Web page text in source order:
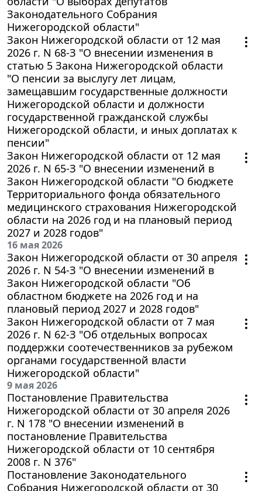
Законодательного Собрания
Нижегородской области"
Закон Нижегородской области от 12 мая
2026 г. N 68-З "О внесении изменения в
статью 5 Закона Нижегородской области
"О пенсии за выслугу лет лицам,
замещавшим государственные должности
Нижегородской области и должности
государственной гражданской службы
Нижегородской области, и иных доплатах к
пенсии"
Закон Нижегородской области от 12 мая
2026 г. N 65-З "О внесении изменений в
Закон Нижегородской области "О бюджете
Территориального фонда обязательного
медицинского страхования Нижегородской
области на 2026 год и на плановый период
2027 и 2028 годов"
16 мая 2026
Закон Нижегородской области от 30 апреля
2026 г. N 54-З "О внесении изменений в
Закон Нижегородской области "Об
областном бюджете на 2026 год и на
плановый период 2027 и 2028 годов"
Закон Нижегородской области от 7 мая
2026 г. N 62-З "Об отдельных вопросах
поддержки соотечественников за рубежом
органами государственной власти
Нижегородской области"
9 мая 2026
Постановление Правительства
Нижегородской области от 30 апреля 2026
г. N 178 "О внесении изменений в
постановление Правительства
Нижегородской области от 10 сентября
2008 г. N 376"
Постановление Законодательного
Собрания Нижегородской области от 30